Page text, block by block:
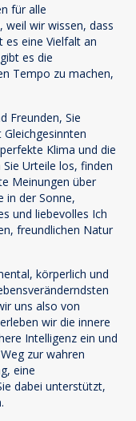
für alle
weil wir wissen, dass
es eine Vielfalt an
es die
Tempo zu machen,
Freunden, Sie
Klima und die
Urteile los, finden
Meinungen über
in der Sonne,
und liebevolles Ich
freundlichen Natur
körperlich und
uns also von
wir die innere
Intelligenz ein und
zur wahren
eine
dabei unterstützt,